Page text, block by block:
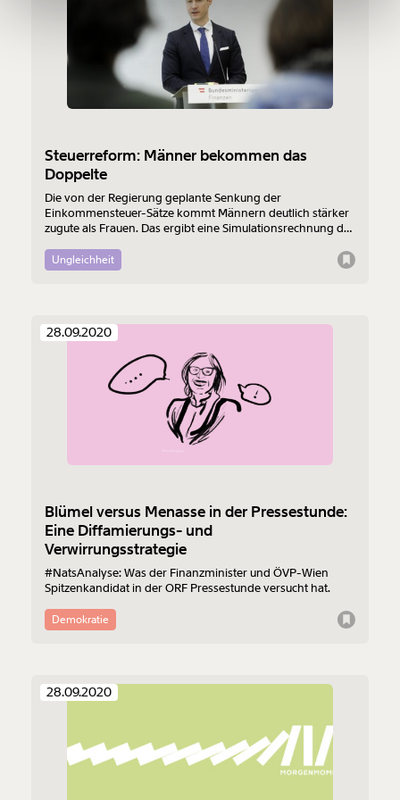
Ich möchte meine Spende verschenken.
Du erhältst eine E-Mail mit deiner
Geschenkurkunde im PDF-Format, welche Du
ausdrucken oder weiterleiten und verschenken
Weiter
1/3
Steuerreform: Männer bekommen das
Doppelte
Die von der Regierung geplante Senkung der
Einkommensteuer-Sätze kommt Männern deutlich stärker
zugute als Frauen. Das ergibt eine Simulationsrechnung des
Ungleichheit
28.09.2020
Blümel versus Menasse in der Pressestunde:
Eine Diffamierungs- und
Verwirrungsstrategie
#NatsAnalyse: Was der Finanzminister und ÖVP-Wien
Spitzenkandidat in der ORF Pressestunde versucht hat.
Demokratie
28.09.2020